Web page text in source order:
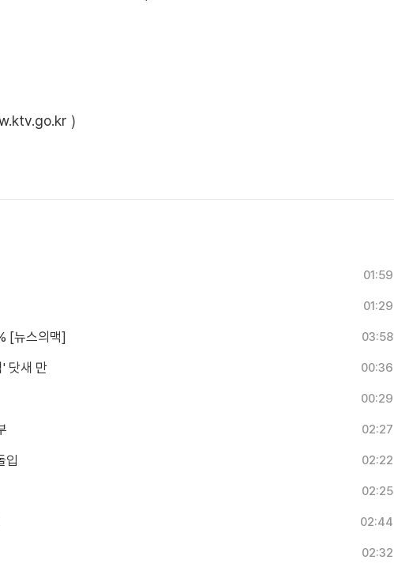
)
01:59
01:29
[뉴스의맥] 03:58
' 닷새 만 00:36
00:29
02:27
입 02:22
02:25
02:44
02:32